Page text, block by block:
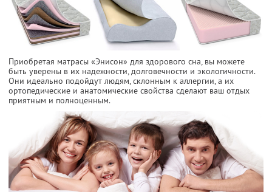
Приобретая матрасы «Энисон» для здорового сна, вы можете
быть уверены в их надежности, долговечности и экологичности.
Они идеально подойдут людям, склонным к аллергии, а их
ортопедические и анатомические свойства сделают ваш отдых
приятным и полноценным.